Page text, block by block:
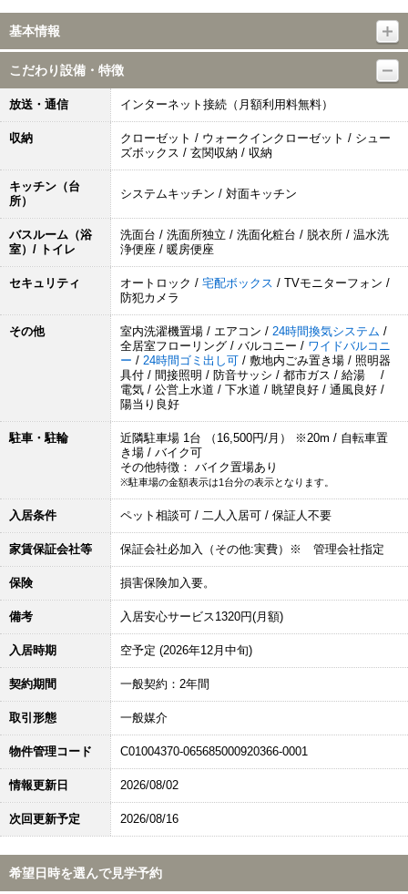
基本情報
こだわり設備・特徴
放送・通信 インターネット接続（月額利用料無料）
収納
クローゼット / ウォークインクローゼット / シュー
ズボックス / 玄関収納 / 収納
キッチン（台
所）
システムキッチン / 対面キッチン
バスルーム（浴
室）/ トイレ
洗面台 / 洗面所独立 / 洗面化粧台 / 脱衣所 / 温水洗
浄便座 / 暖房便座
セキュリティ オートロック / 宅配ボックス / TVモニターフォン /
防犯カメラ
その他 室内洗濯機置場 / エアコン / 24時間換気システム /
全居室フローリング / バルコニー / ワイドバルコニ
ー / 24時間ゴミ出し可 / 敷地内ごみ置き場 / 照明器
具付 / 間接照明 / 防音サッシ / 都市ガス / 給湯 /
電気 / 公営上水道 / 下水道 / 眺望良好 / 通風良好 /
陽当り良好
駐車・駐輪
近隣駐車場 1台 （16,500円/月） ※20m / 自転車置
き場 / バイク可
その他特徴： バイク置場あり
※駐車場の金額表示は1台分の表示となります。
入居条件 ペット相談可 / 二人入居可 / 保証人不要
家賃保証会社等 保証会社必加入（その他:実費）※ 管理会社指定
保険 損害保険加入要。
備考 入居安心サービス1320円(月額)
入居時期 空予定 (2026年12月中旬)
契約期間 一般契約：2年間
取引形態 一般媒介
物件管理コード C01004370-065685000920366-0001
情報更新日 2026/08/02
次回更新予定 2026/08/16
希望日時を選んで見学予約